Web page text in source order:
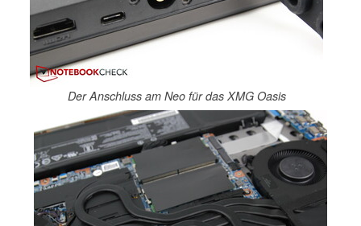
Der Anschluss am Neo für das XMG Oasis